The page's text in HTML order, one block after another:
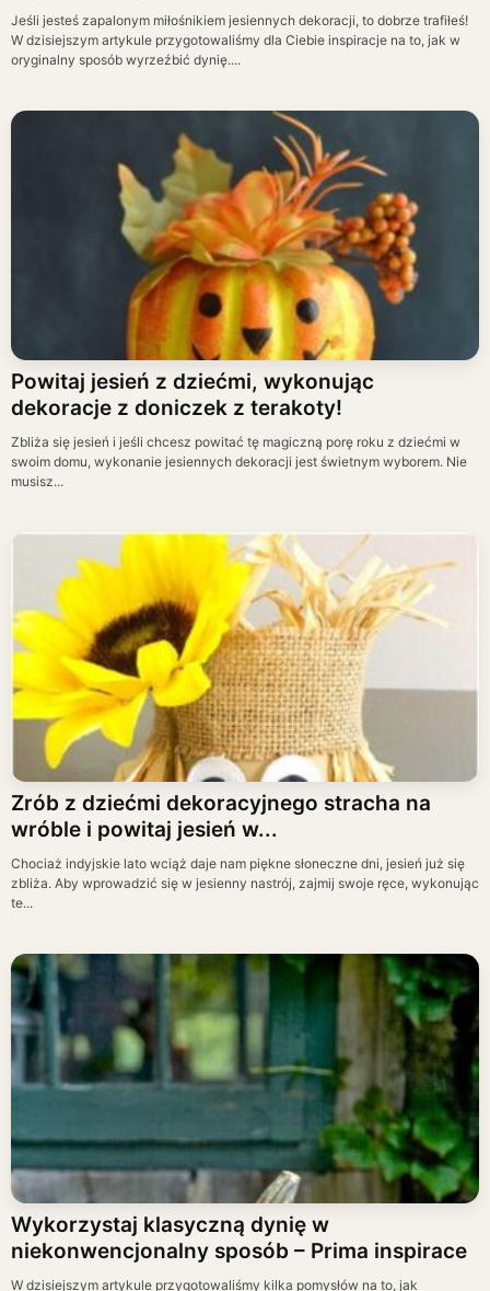
Jeśli jesteś zapalonym miłośnikiem jesiennych dekoracji, to dobrze trafiłeś!
W dzisiejszym artykule przygotowaliśmy dla Ciebie inspiracje na to, jak w
oryginalny sposób wyrzeźbić dynię....
Powitaj jesień z dziećmi, wykonując
dekoracje z doniczek z terakoty!
Zbliża się jesień i jeśli chcesz powitać tę magiczną porę roku z dziećmi w
swoim domu, wykonanie jesiennych dekoracji jest świetnym wyborem. Nie
musisz...
Zrób z dziećmi dekoracyjnego stracha na
wróble i powitaj jesień w...
Chociaż indyjskie lato wciąż daje nam piękne słoneczne dni, jesień już się
zbliża. Aby wprowadzić się w jesienny nastrój, zajmij swoje ręce, wykonując
te...
Wykorzystaj klasyczną dynię w
niekonwencjonalny sposób – Prima inspirace
W dzisiejszym artykule przygotowaliśmy kilka pomysłów na to, jak